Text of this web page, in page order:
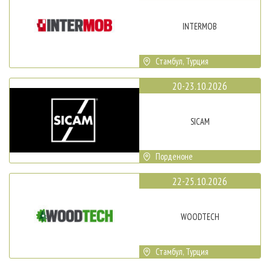
INTERMOB
Стамбул, Турция
20-23.10.2026
SICAM
Порденоне
22-25.10.2026
WOODTECH
Стамбул, Турция